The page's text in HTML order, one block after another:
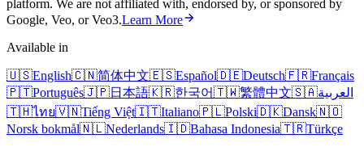
platform. We are not affiliated with, endorsed by, or sponsored by
Google, Veo, or Veo3.Learn More
Available in
🇺🇸English🇨🇳简体中文🇪🇸Español🇩🇪Deutsch🇫🇷Français
🇵🇹Português🇯🇵日本語🇰🇷한국어🇹🇼繁體中文🇸🇦العربية
🇹🇭ไทย🇻🇳Tiếng Việt🇮🇹Italiano🇵🇱Polski🇩🇰Dansk🇳🇴
Norsk bokmål🇳🇱Nederlands🇮🇩Bahasa Indonesia🇹🇷Türkçe